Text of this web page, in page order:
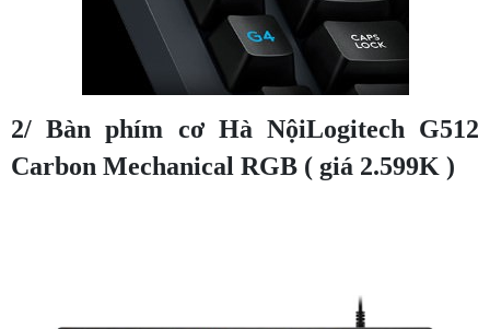
2/ Bàn phím cơ Hà NộiLogitech G512
Carbon Mechanical RGB ( giá 2.599K )